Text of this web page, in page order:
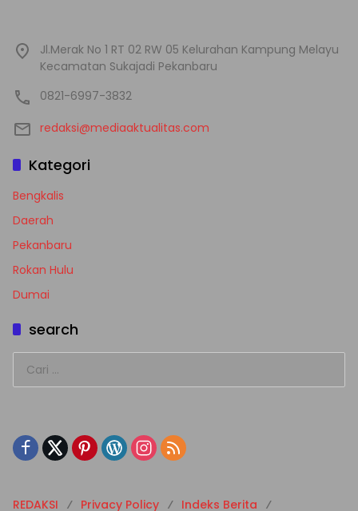
Jl.Merak No 1 RT 02 RW 05 Kelurahan Kampung Melayu
Kecamatan Sukajadi Pekanbaru
0821-6997-3832
redaksi@mediaaktualitas.com
Kategori
Bengkalis
Daerah
Pekanbaru
Rokan Hulu
Dumai
search
untuk:
REDAKSI Privacy Policy Indeks Berita